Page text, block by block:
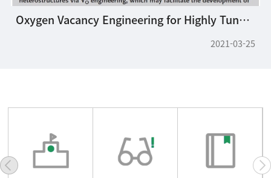
Oxygen Vacancy Engineering for Highly Tunable Ferromagnetic Properties: A Case of SrRuO3 Ultrathin Film with a SrTiO3 Capping Layer
2021-03-25